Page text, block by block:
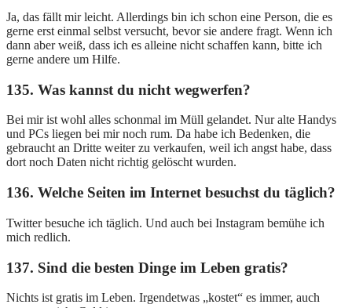
Ja, das fällt mir leicht. Allerdings bin ich schon eine Person, die es
gerne erst einmal selbst versucht, bevor sie andere fragt. Wenn ich
dann aber weiß, dass ich es alleine nicht schaffen kann, bitte ich
gerne andere um Hilfe.
135. Was kannst du nicht wegwerfen?
Bei mir ist wohl alles schonmal im Müll gelandet. Nur alte Handys
und PCs liegen bei mir noch rum. Da habe ich Bedenken, die
gebraucht an Dritte weiter zu verkaufen, weil ich angst habe, dass
dort noch Daten nicht richtig gelöscht wurden.
136. Welche Seiten im Internet besuchst du täglich?
Twitter besuche ich täglich. Und auch bei Instagram bemühe ich
mich redlich.
137. Sind die besten Dinge im Leben gratis?
Nichts ist gratis im Leben. Irgendetwas „kostet“ es immer, auch